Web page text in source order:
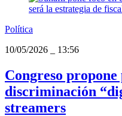
Política
10/05/2026
13:56
Congreso propone
discriminación
streamers